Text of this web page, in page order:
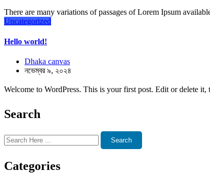
There are many variations of passages of Lorem Ipsum
Uncategorized
Hello world!
Dhaka canvas
নভেম্বর ৯, ২০২৪
Welcome to WordPress. This is your first post. Edit or delete
Search
Search
Categories